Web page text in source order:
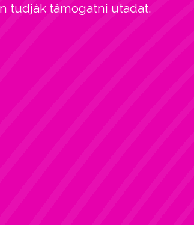
tudják támogatni utadat.